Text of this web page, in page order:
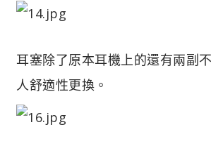
耳塞除了原本耳機上的還有兩副
人舒適性更換。